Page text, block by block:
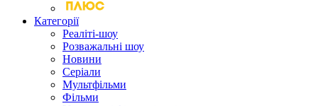
Категорії
Реаліті-шоу
Розважальні шоу
Новини
Серіали
Мультфільми
Фільми